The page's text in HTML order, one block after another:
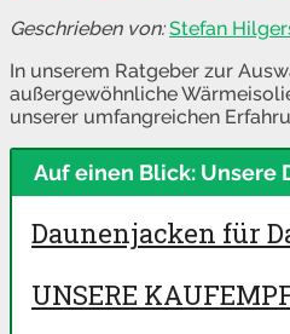
Stefan
In unserem Ratgeber zur
außergewöhnliche
unserer umfangreichen
Auf einen Blick: Unsere
Daunenjacken für
UNSERE